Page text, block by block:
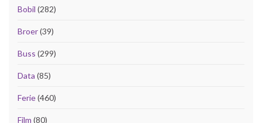
Bobil (282)
Broer(39)
Buss (299)
Data (85)
Ferie(460)
Film (80)